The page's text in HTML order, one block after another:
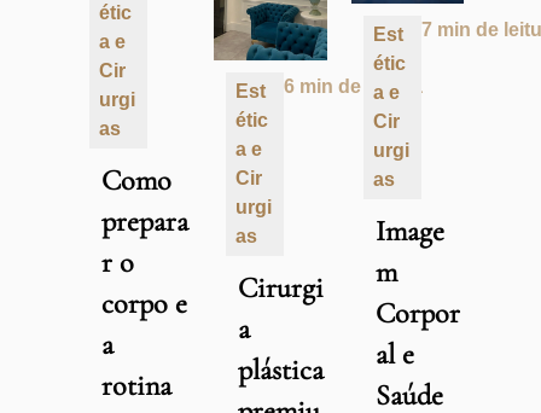
étic
a e
Cir
urgi
as
Como
prepara
r o
corpo e
a
rotina
Est
étic
a e
Cir
urgi
as
6 min de leitura
Cirurgi
a
plástica
Est
étic
a e
Cir
urgi
as
7 min de
Image
m
Corpor
al e
Saúde